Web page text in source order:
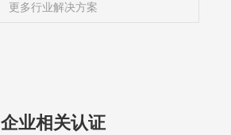
更多行业解决方案
企业相关认证